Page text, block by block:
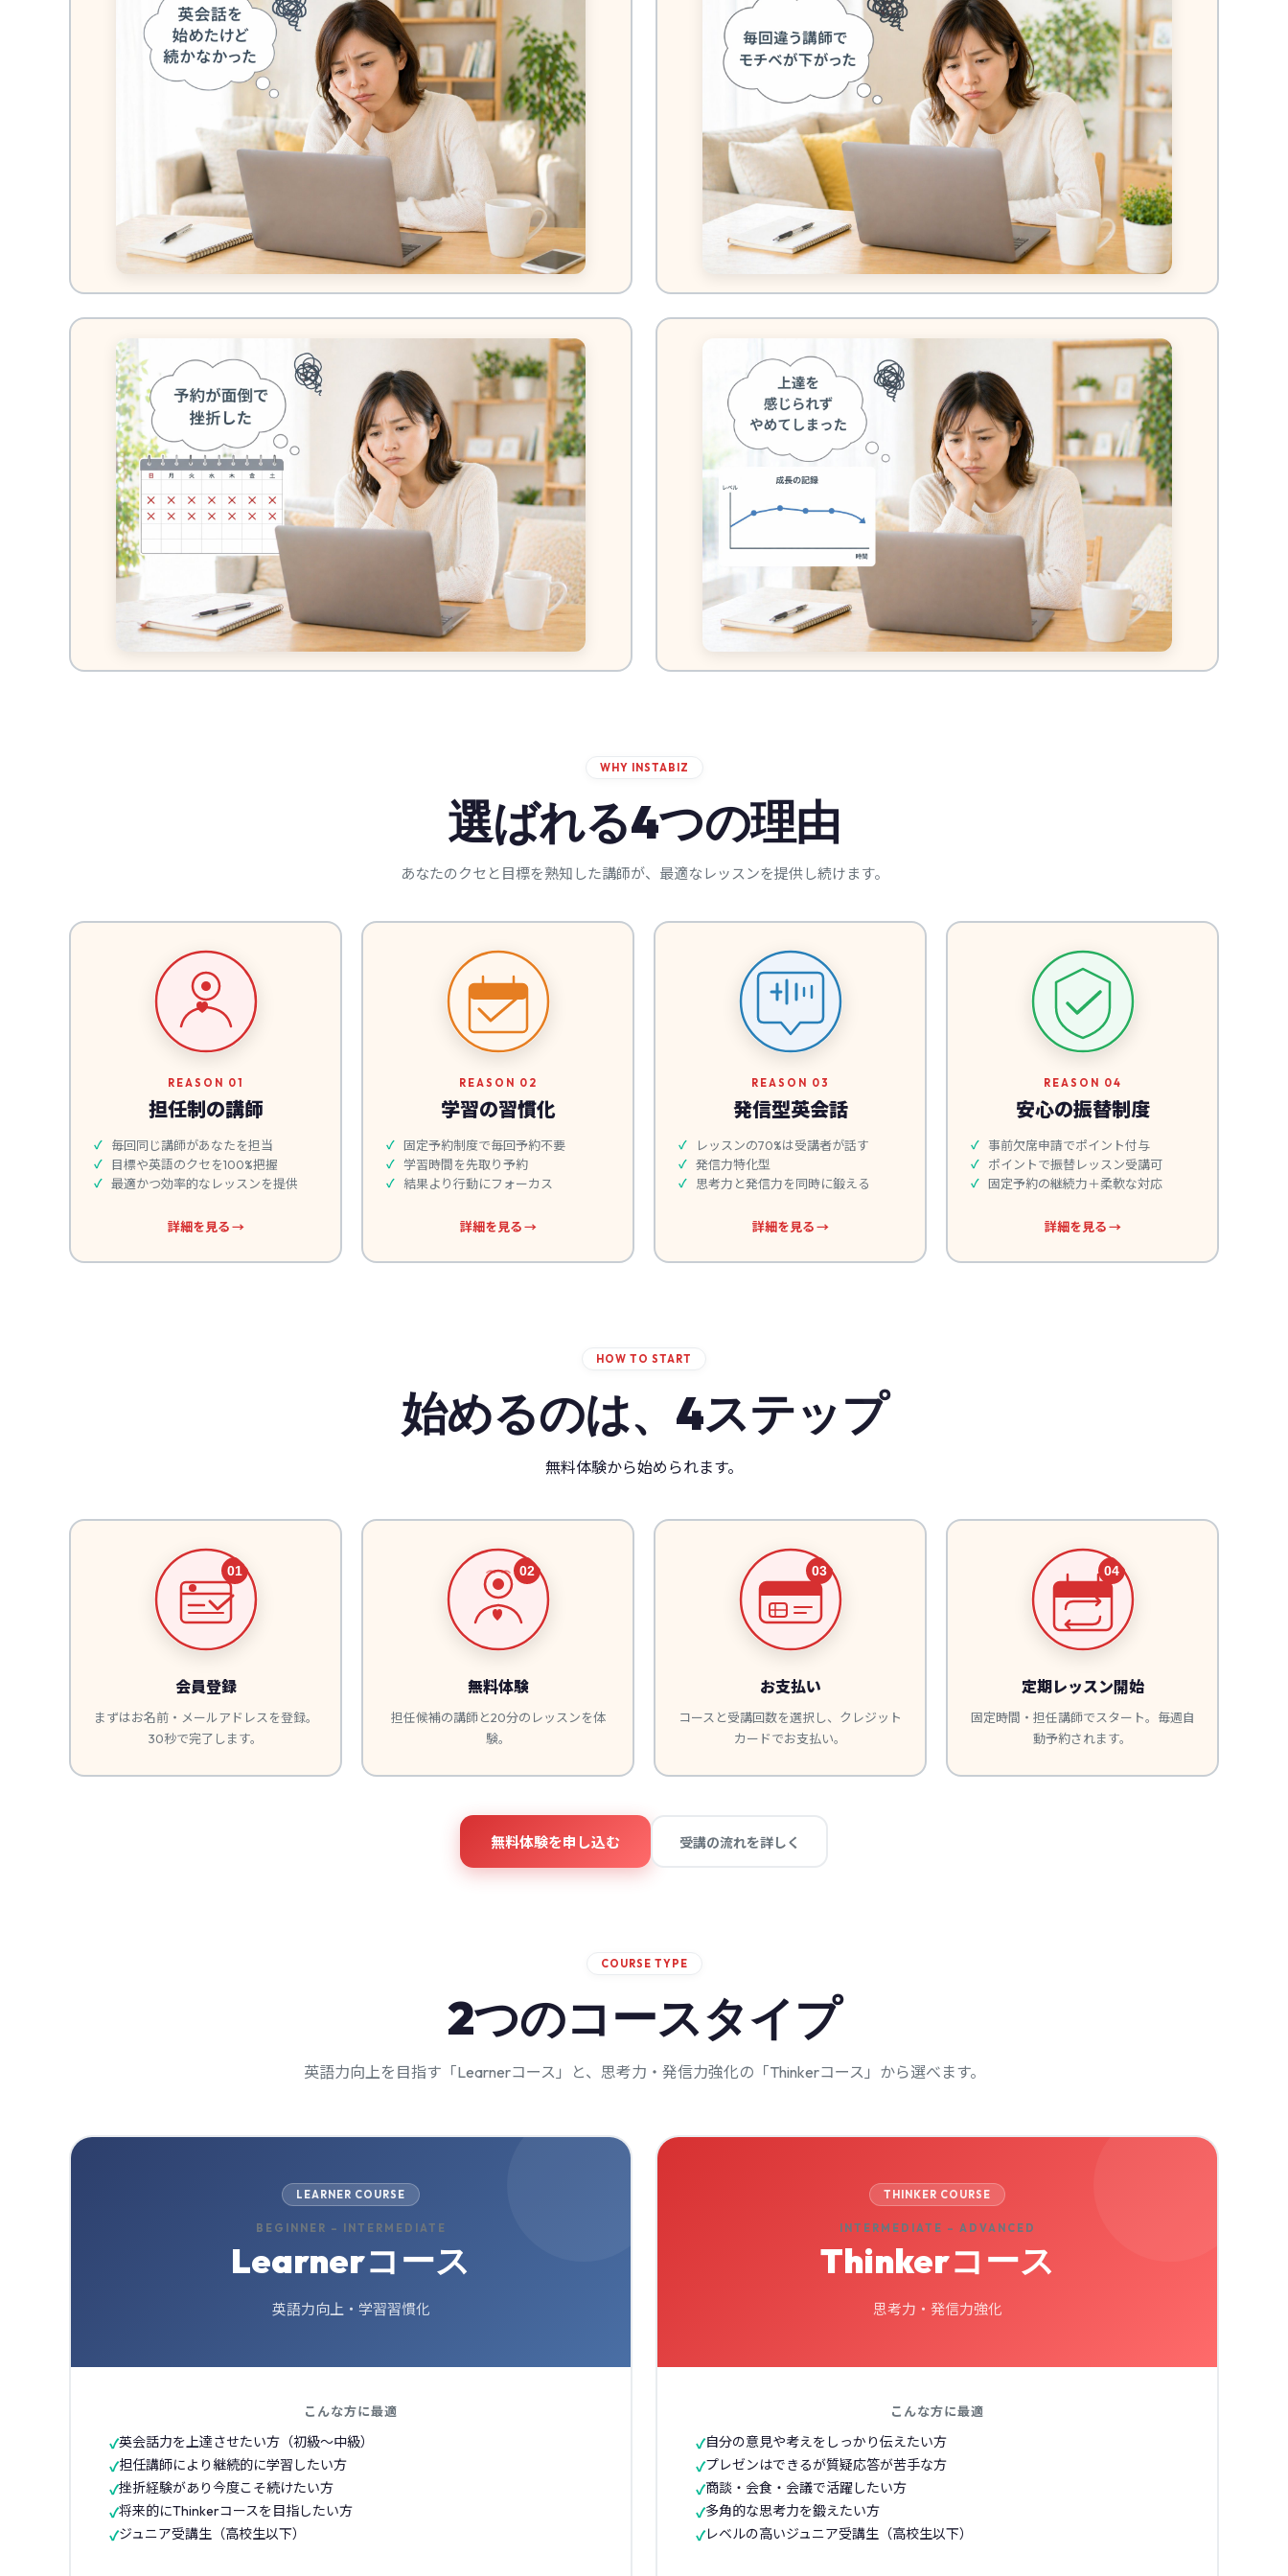
WHY INSTABIZ
選ばれる4つの理由
あなたのクセと目標を熟知した講師が、最適なレッスンを提供し続けます。
REASON 01
担任制の講師
毎回同じ講師があなたを担当
目標や英語のクセを100%把握
最適かつ効率的なレッスンを提供
詳細を見る →
REASON 02
学習の習慣化
固定予約制度で毎回予約不要
学習時間を先取り予約
結果より行動にフォーカス
詳細を見る →
REASON 03
発信型英会話
レッスンの70%は受講者が話す
発信力特化型
思考力と発信力を同時に鍛える
詳細を見る →
REASON 04
安心の振替制度
事前欠席申請でポイント付与
ポイントで振替レッスン受講可
固定予約の継続力＋柔軟な対応
詳細を見る →
HOW TO START
始めるのは、4ステップ
無料体験から始められます。
会員登録
まずはお名前・メールアドレスを登録。
30秒で完了します。
無料体験
担任候補の講師と20分のレッスンを体
験。
お支払い
コースと受講回数を選択し、クレジット
カードでお支払い。
定期レッスン開始
固定時間・担任講師でスタート。毎週自
動予約されます。
無料体験を申し込む 受講の流れを詳しく
COURSE TYPE
2つのコースタイプ
英語力向上を目指す「Learnerコース」と、思考力・発信力強化の「Thinkerコース」から選べます。
LEARNER COURSE
BEGINNER – INTERMEDIATE
Learnerコース
英語力向上・学習習慣化
こんな方に最適
英会話力を上達させたい方（初級〜中級）
担任講師により継続的に学習したい方
挫折経験があり今度こそ続けたい方
将来的にThinkerコースを目指したい方
ジュニア受講生（高校生以下）
THINKER COURSE
INTERMEDIATE – ADVANCED
Thinkerコース
思考力・発信力強化
こんな方に最適
自分の意見や考えをしっかり伝えたい方
プレゼンはできるが質疑応答が苦手な方
商談・会食・会議で活躍したい方
多角的な思考力を鍛えたい方
レベルの高いジュニア受講生（高校生以下）